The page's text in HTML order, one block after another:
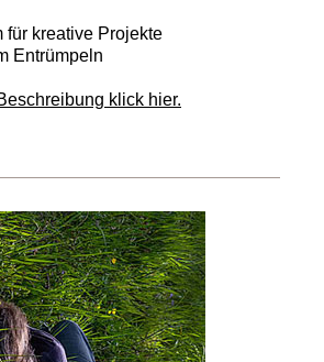
für kreative Projekte
Entrümpeln
klick hier.